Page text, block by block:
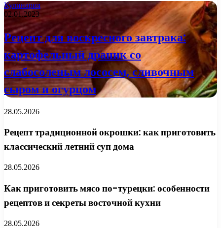
Кулинария
02.01.2023
Рецепт для воскресного завтрака:
картофельный драник со
слабосоленым лососем, сливочным
сыром и огурцом
28.05.2026
Рецепт традиционной окрошки: как приготовить
классический летний суп дома
28.05.2026
Как приготовить мясо по-турецки: особенности
рецептов и секреты восточной кухни
28.05.2026